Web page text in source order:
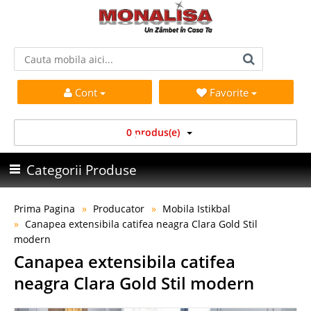
Cont Favorite
0 produs(e)
Categorii Produse
Prima Pagina Producator
Mobila Istikbal
Canapea extensibila catifea neagra Clara Gold Stil
modern
Canapea extensibila catifea
neagra Clara Gold Stil modern